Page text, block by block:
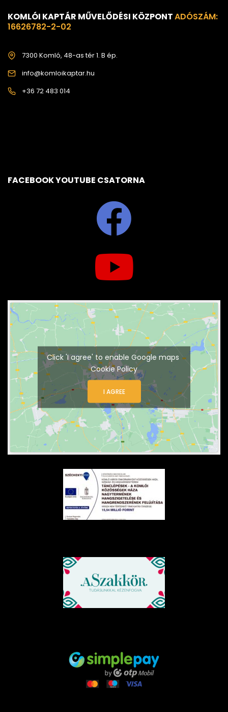
KOMLÓI KAPTÁR MŰVELŐDÉSI KÖZPONTADÓSZÁM:
16626782-2-02
7300 Komló, 48-as tér 1. B ép.
info@komloikaptar.hu
+36 72 483 014
FACEBOOK YOUTUBE CSATORNA
Click 'I agree' to enable Google maps
Cookie Policy
I AGREE